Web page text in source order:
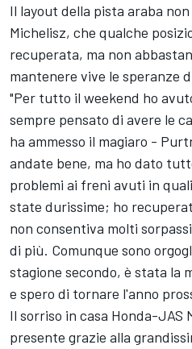
Il layout della pista araba
Michelisz, che qualche
recuperata, ma non
mantenere vive le speranze
"Per tutto il weekend ho
sempre pensato di avere le
ha ammesso il magiaro -
andate bene, ma ho dato
problemi ai freni avuti in
state durissime; ho
non consentiva molti
di più. Comunque sono
stagione secondo, è stata la
e spero di tornare l'anno
Il sorriso in casa Honda-JAS
presente grazie alla